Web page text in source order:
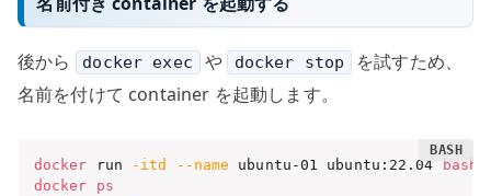
後から docker exec や docker stop
を試すため、
名前を付けて container を起動します。
docker run -itd --name ubuntu-01 ubuntu:22.04 bash
docker
ps